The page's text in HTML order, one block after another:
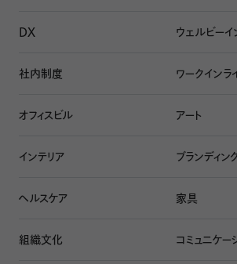
一方で5時起きは、主体的な1日を過ごすた
DX ウェルビーイ
社内制度 ワークインラ
オフィスビル アート
インテリア ブランディン
ヘルスケア 家具
組織文化 コミュニケー